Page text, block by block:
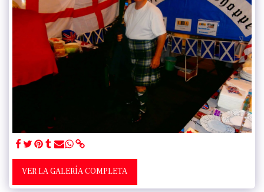
VER LA GALERÍA COMPLETA